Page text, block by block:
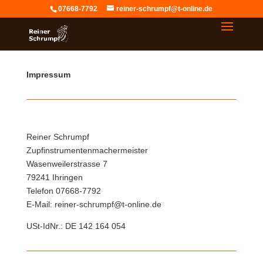
07668-7792 reiner-schrumpf@t-online.de
Impressum
Reiner Schrumpf
Zupfinstrumentenmachermeister
Wasenweilerstrasse 7
79241 Ihringen
Telefon 07668-7792
E-Mail: reiner-schrumpf@t-online.de
USt-IdNr.: DE 142 164 054